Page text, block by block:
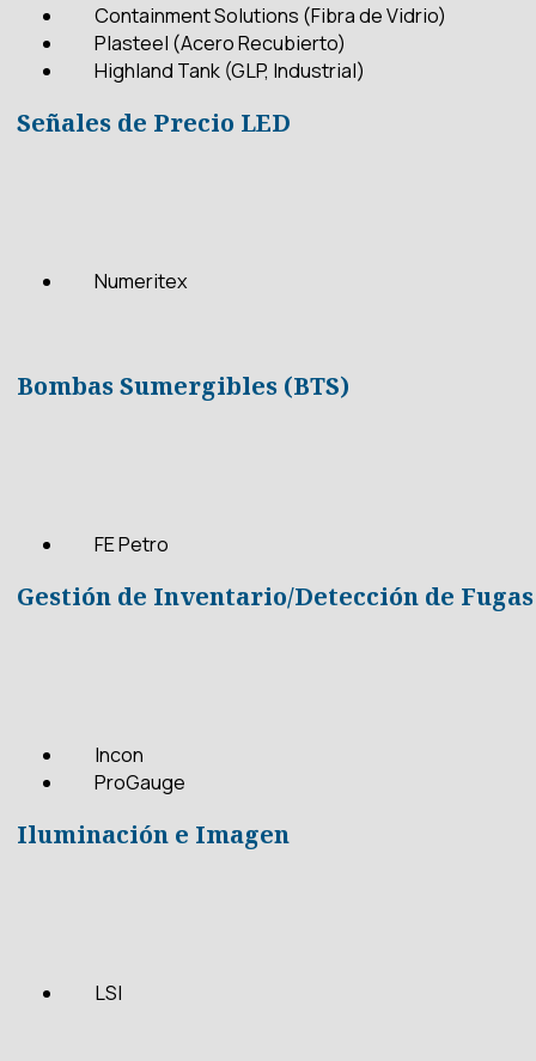
Containment Solutions (Fibra de Vidrio)
Plasteel (Acero Recubierto)
Highland Tank (GLP, Industrial)
Señales de Precio LED
Numeritex
Bombas Sumergibles (BTS)
FE Petro
Gestión de Inventario/Detección de Fugas
Incon
ProGauge
Iluminación e Imagen
LSI